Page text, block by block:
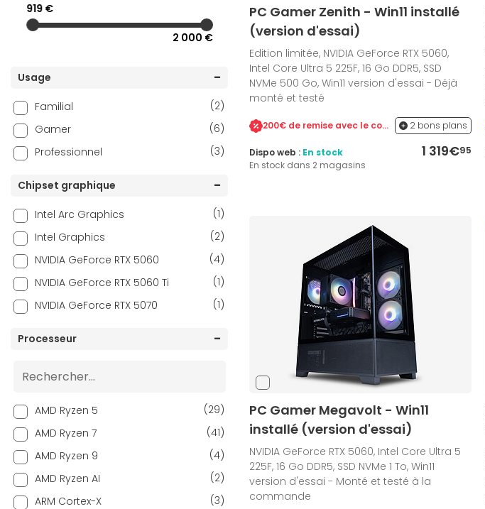
919 €
2 000 €
Usage
Familial
(2)
Gamer
(6)
Professionnel
(3)
Chipset graphique
Intel Arc Graphics
(1)
Intel Graphics
(2)
NVIDIA GeForce RTX 5060
(4)
NVIDIA GeForce RTX 5060 Ti
(1)
NVIDIA GeForce RTX 5070
(1)
Processeur
AMD Ryzen 5
(29)
AMD Ryzen 7
(41)
AMD Ryzen 9
(4)
AMD Ryzen AI
(2)
ARM Cortex-X
(3)
PC Gamer Zenith - Win11 installé
(version d'essai)
Edition limitée, NVIDIA GeForce RTX 5060,
Intel Core Ultra 5 225F, 16 Go DDR5, SSD
NVMe 500 Go, Win11 version d'essai - Déjà
monté et testé
200€ de remise avec le code ULTRA jusqu'au 31/08 2 bons plans
1 319€95
Dispo web : En stock
En stock dans 2 magasins
PC Gamer Megavolt - Win11
installé (version d'essai)
NVIDIA GeForce RTX 5060, Intel Core Ultra 5
225F, 16 Go DDR5, SSD NVMe 1 To, Win11
version d'essai - Monté et testé à la
commande